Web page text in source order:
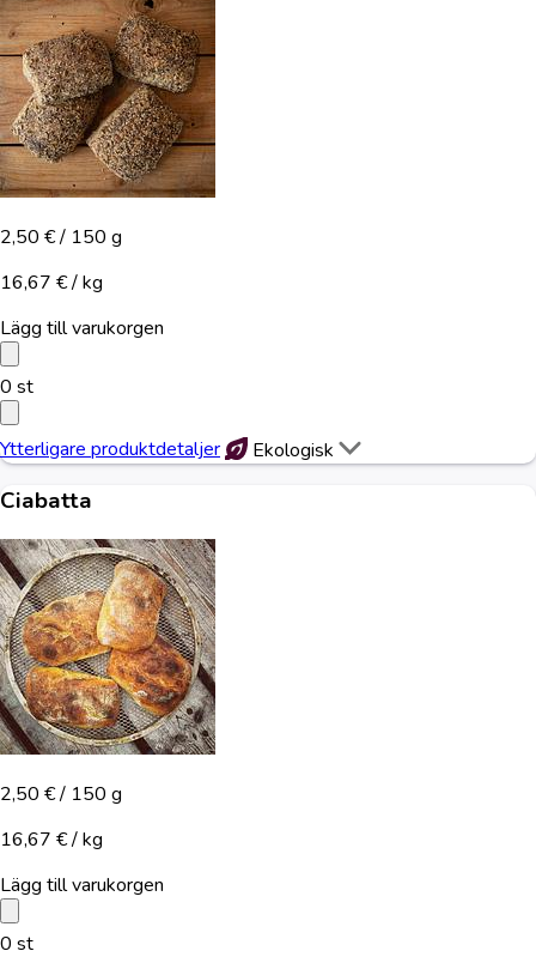
2,50 €/ 150 g
16,67 € / kg
Lägg till varukorgen
0 st
Ytterligare produktdetaljer Ekologisk
Ciabatta
2,50 €/ 150 g
16,67 € / kg
Lägg till varukorgen
0 st